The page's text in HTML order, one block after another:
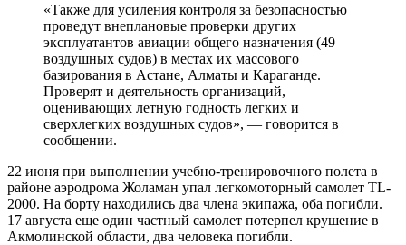
«Также для усиления контроля за безопасностью
проведут внеплановые проверки других
эксплуатантов авиации общего назначения (49
воздушных судов) в местах их массового
базирования в Астане, Алматы и Караганде.
Проверят и деятельность организаций,
оценивающих летную годность легких и
сверхлегких воздушных судов», — говорится в
сообщении.
22 июня при выполнении учебно-тренировочного полета в
районе аэродрома Жоламан упал легкомоторный самолет TL-
2000. На борту находились два члена экипажа, оба погибли.
17 августа еще один частный самолет потерпел крушение в
Акмолинской области, два человека погибли.